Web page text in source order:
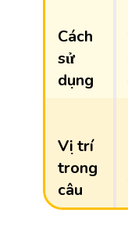
Cách
sử
dụng
Vị trí
trong
câu